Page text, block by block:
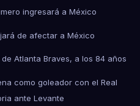
ingresará a México
de afectar a México
Atlanta Braves, a los 84 años
como goleador con el Real
ante Levante